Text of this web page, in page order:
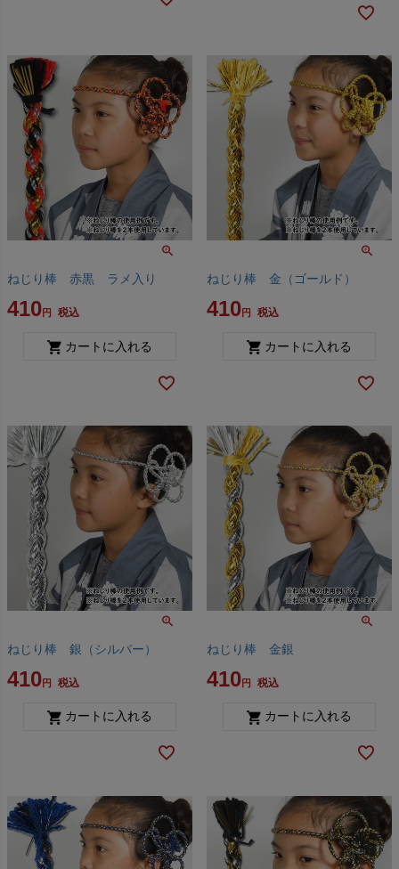
ねじり棒 赤黒 ラメ入り
410 税込
カートに入れる
ねじり棒 金（ゴールド）
410 税込
カートに入れる
ねじり棒 銀（シルバー）
410 税込
カートに入れる
ねじり棒 金銀
410 税込
カートに入れる